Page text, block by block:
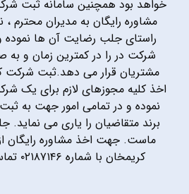
خواهد بود همچنین سامانه ثبت
مشاوره رایگان به مدیران محترم
راستای جلب رضایت آن ها
شرکت در را در کمترین زمان و به
مشتریان قرار می دهد.ثبت شرکت
اخذ کلیه مجوزهای لازم برای یک
نموده و در تمامی امور جهت به
برند متقاضیان را یاری می
ماست. جهت اخذ مشاوره
کریمخان با شماره ۰۲۱۸۷۱۴۶ تماس حاصل فرمایید.